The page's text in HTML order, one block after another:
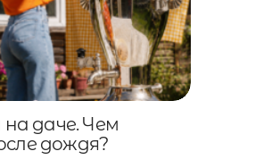
на даче. Чем
дождя?